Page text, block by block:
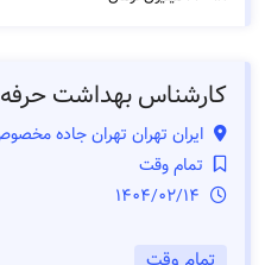
کارشناس بهداشت حرفه ای
ایران تهران تهران جاده مخصوص
تمام وقت